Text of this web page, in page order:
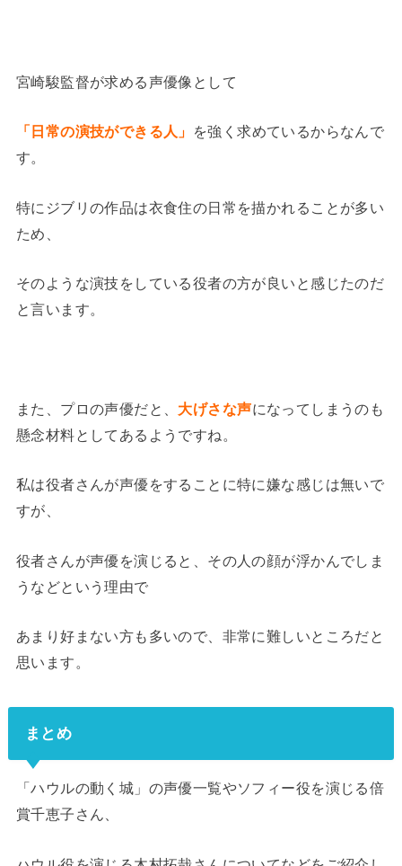
宮崎駿監督が求める声優像として
「日常の演技ができる人」
を強く求めているからなんで
す。
特にジブリの作品は衣食住の日常を描かれることが多い
ため、
そのような演技をしている役者の方が良いと感じたのだ
と言います。
また、プロの声優だと、 大げさな声になってしまうのも
懸念材料としてあるようですね。
私は役者さんが声優をすることに特に嫌な感じは無いで
すが、
役者さんが声優を演じると、その人の顔が浮かんでしま
うなどという理由で
あまり好まない方も多いので、非常に難しいところだと
思います。
まとめ
「ハウルの動く城」の声優一覧やソフィー役を演じる倍
賞千恵子さん、